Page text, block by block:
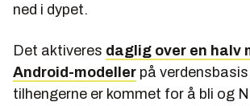
ned i dypet.
Det aktiveres daglig over en halv
Android-modeller på
tilhengerne er kommet for å bli og